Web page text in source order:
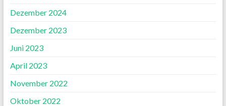
Dezember 2024
Dezember 2023
Juni 2023
April 2023
November 2022
Oktober 2022